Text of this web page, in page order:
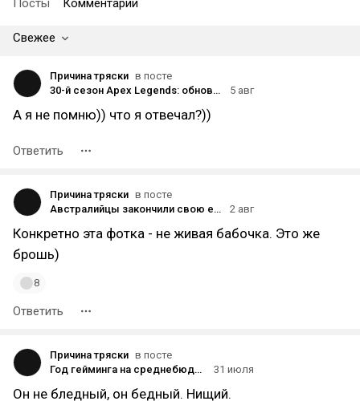
Посты Комментарии
Свежее
Причина тряски в посте
30-й сезон Apex Legends: обновленный ночной Край Света, реворк Бладхаунда, зараженные обвесы
5 авг
А я не помню)) что я отвечал?))
Ответить
Причина тряски в посте
Австралийцы закончили свою ежегодную охоту и нащелкали больше миллиона жуков: гражданская забава рвёт все рекорды
2 авг
Конкретно эта фотка - не живая бабочка. Это же
брошь)
8
Ответить
Причина тряски в посте
Год гейминга на среднебюджетном смартфоне Poco X7
31 июля
Он не бледный, он бедный. Нищий.